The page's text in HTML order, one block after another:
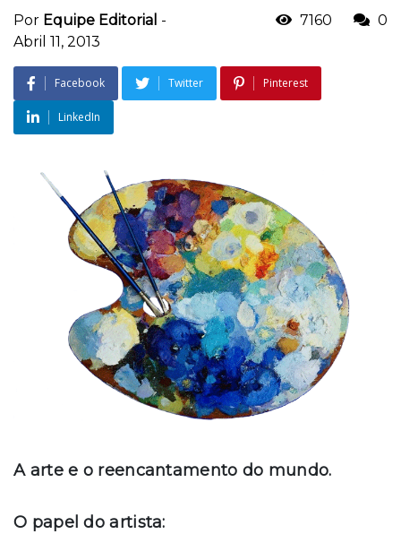
Por Equipe Editorial -
Abril 11, 2013
7160 0
Facebook Twitter Pinterest
LinkedIn
A arte e o reencantamento do mundo.
O papel do artista: